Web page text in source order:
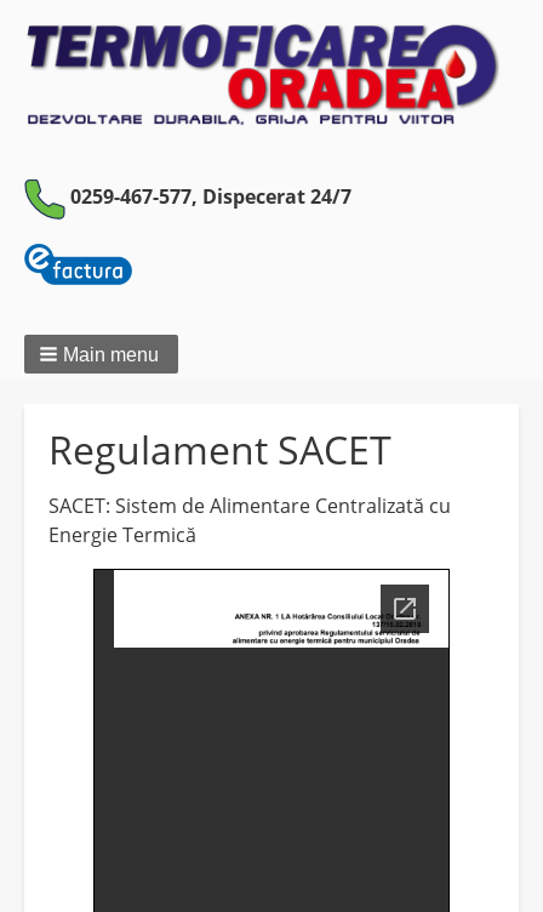
0259-467-577, Dispecerat 24/7
Main menu
Regulament SACET
SACET: Sistem de Alimentare Centralizată cu
Energie Termică